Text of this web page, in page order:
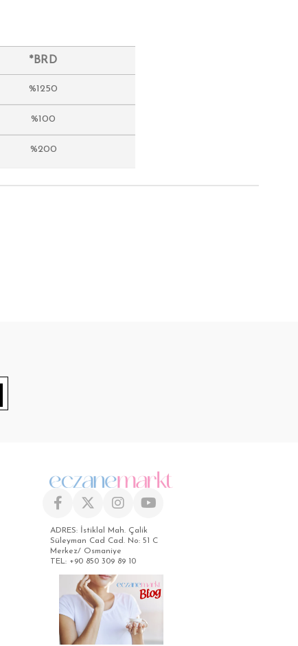
*BRD
%1250
%100
%200
ADRES: İstiklal Mah. Çalik
Süleyman Cad Cad. No: 51 C
Merkez/ Osmaniye
TEL: +90 850 309 89 10